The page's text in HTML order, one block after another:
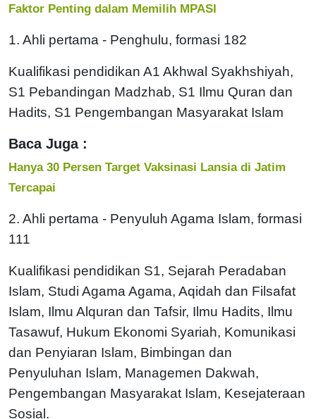
Faktor Penting dalam Memilih MPASI
1. Ahli pertama - Penghulu, formasi 182
Kualifikasi pendidikan A1 Akhwal Syakhshiyah,
S1 Pebandingan Madzhab, S1 Ilmu Quran dan
Hadits, S1 Pengembangan Masyarakat Islam
Baca Juga :
Hanya 30 Persen Target Vaksinasi Lansia di Jatim
Tercapai
2. Ahli pertama - Penyuluh Agama Islam, formasi
111
Kualifikasi pendidikan S1, Sejarah Peradaban
Islam, Studi Agama Agama, Aqidah dan Filsafat
Islam, Ilmu Alquran dan Tafsir, Ilmu Hadits, Ilmu
Tasawuf, Hukum Ekonomi Syariah, Komunikasi
dan Penyiaran Islam, Bimbingan dan
Penyuluhan Islam, Managemen Dakwah,
Pengembangan Masyarakat Islam, Kesejateraan
Sosial.